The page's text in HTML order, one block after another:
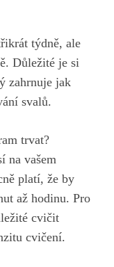
týdně, ale
Důležité je si
‌zahrnuje jak​
svalů.
trvat?
na vašem
platí,​ že by
až hodinu. Pro
cvičit
cvičení.